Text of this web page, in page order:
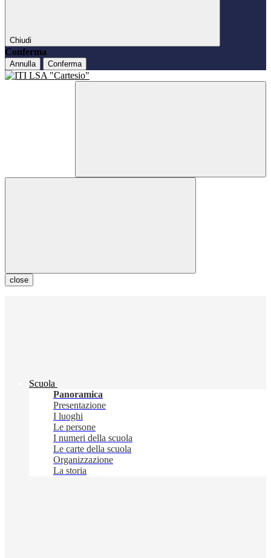
Chiudi
Conferma
Annulla Conferma
close
Scuola
Panoramica
Presentazione
I luoghi
Le persone
I numeri della scuola
Le carte della scuola
Organizzazione
La storia